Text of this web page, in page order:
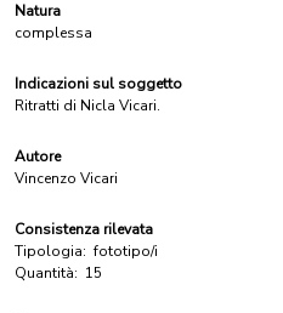
Natura
complessa
Indicazioni sul soggetto
Ritratti di Nicla Vicari.
Autore
Vincenzo Vicari
Consistenza rilevata
Tipologia: fototipo/i
Quantità: 15